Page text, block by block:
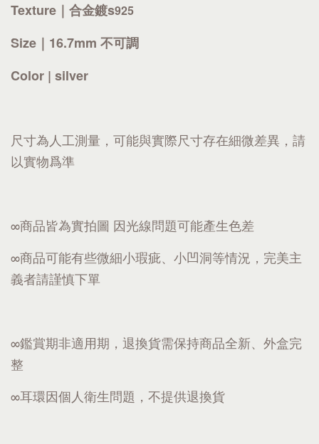
Texture｜ 合金鍍s925
Size｜16.7mm 不可調
Color | silver
尺寸為人工測量，可能與實際尺寸存在細微差異，請
以實物爲準
∞商品皆為實拍圖 因光線問題可能產生色差
∞商品可能有些微細小瑕疵、小凹洞等情況，完美主
義者請謹慎下單
∞鑑賞期非適用期，退換貨需保持商品全新、外盒完
整
∞耳環因個人衛生問題，不提供退換貨